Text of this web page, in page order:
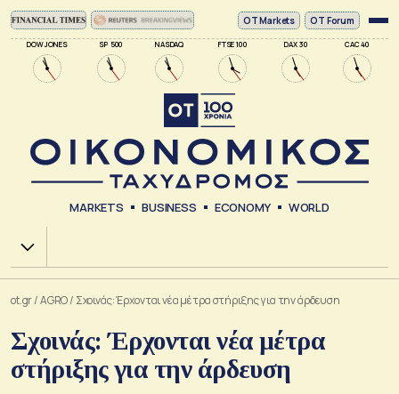
DOW JONES SP 500 NASDAQ FTSE 100 DAX 30 CAC 40
ΟΤ Markets OT Forum
MARKETS BUSINESS ECONOMY WORLD
Χ.Α.
ot.gr/AGRO/ Σχοινάς: Έρχονται νέα μέτρα στήριξης για την άρδευση
Σχοινάς: Έρχονται νέα μέτρα
στήριξης για την άρδευση